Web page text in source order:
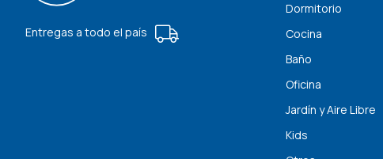
Entregas a todo el país
Dormitorio
Cocina
Baño
Oficina
Jardín y Aire Libre
Kids